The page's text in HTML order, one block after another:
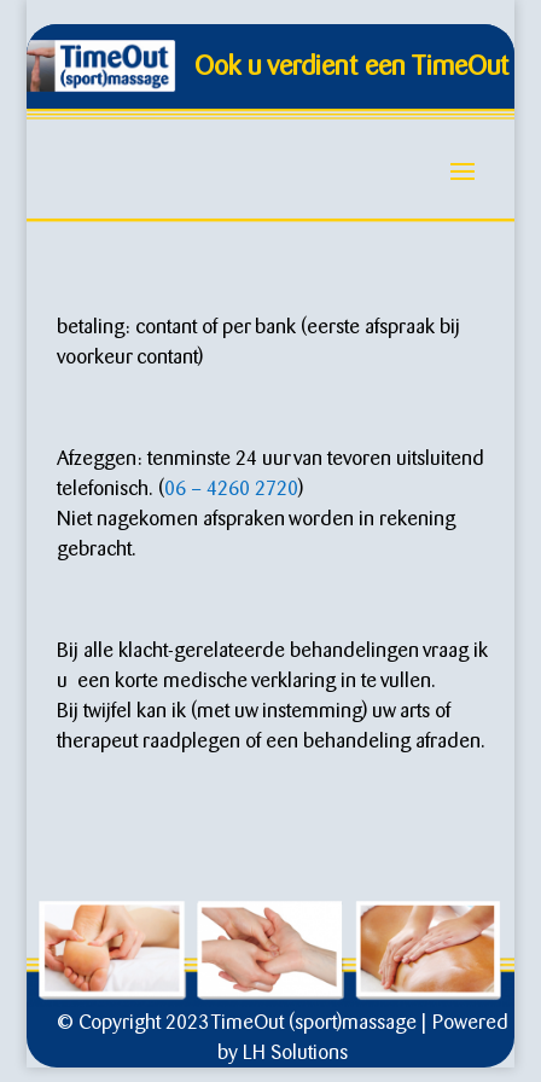
Ook u verdient een TimeOut !
betaling: contant of per bank (eerste afspraak bij
voorkeur contant)
Afzeggen: tenminste 24 uur van tevoren uitsluitend
telefonisch. (06 – 4260 2720)
Niet nagekomen afspraken worden in rekening
gebracht.
Bij alle klacht-gerelateerde behandelingen vraag ik
u een korte medische verklaring in te vullen.
Bij twijfel kan ik (met uw instemming) uw arts of
therapeut raadplegen of een behandeling afraden.
© Copyright 2023 TimeOut (sport)massage | Powered
by LH Solutions